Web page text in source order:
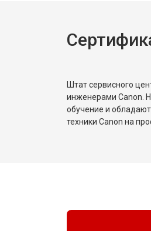
Штат сервисного
инженерами Canon.
обучение и
техники Canon на